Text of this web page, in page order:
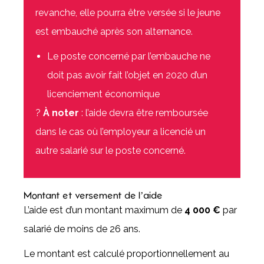
revanche, elle pourra être versée si le jeune
est embauché après son alternance.
Le poste concerné par l’embauche ne
doit pas avoir fait l’objet en 2020 d’un
licenciement économique
? À noter : l’aide devra être remboursée
dans le cas où l’employeur a licencié un
autre salarié sur le poste concerné.
Montant et versement de l’aide
L’aide est d’un montant maximum de 4 000 € par
salarié de moins de 26 ans.
Le montant est calculé proportionnellement au